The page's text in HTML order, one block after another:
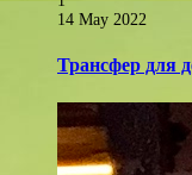
14 May 2022
Трансфер для